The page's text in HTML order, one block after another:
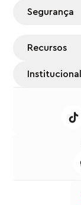
Segurança
Recursos
Institucional